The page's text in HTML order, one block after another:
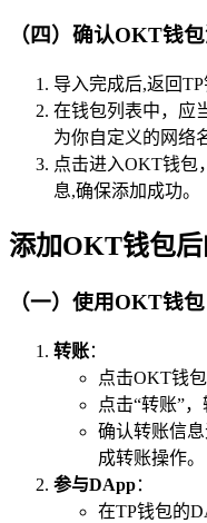
（四）确认OKT钱
导入完成后,返回TP
在钱包列表中，应
为你自定义的网络
点击进入OKT钱包
息,确保添加成功。
添加OKT钱包
（一）使用OKT钱包
转账：
点击OKT钱
点击“转账”
确认转账信
成转账操作。
参与DApp：
在TP钱包的